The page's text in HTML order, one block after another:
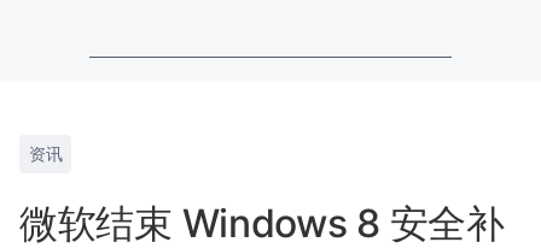
资讯
微软结束 Windows 8 安全补